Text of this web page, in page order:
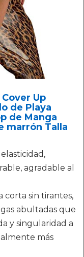
Up
de Playa
de Manga
marrón Talla
agradable al
corta sin tirantes,
abultadas que
y singularidad a
más